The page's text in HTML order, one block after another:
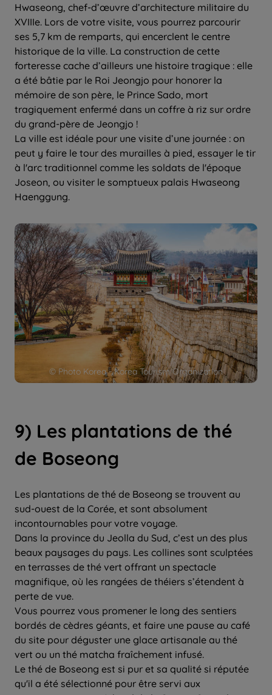
© Photo Korea - Korea Tourism Organization
Hwaseong, chef-d’œuvre d’architecture militaire du
XVIIIe. Lors de votre visite, vous pourrez parcourir
ses 5,7 km de remparts, qui encerclent le centre
historique de la ville. La construction de cette
forteresse cache d’ailleurs une histoire tragique : elle
a été bâtie par le Roi Jeongjo pour honorer la
mémoire de son père, le Prince Sado, mort
tragiquement enfermé dans un coffre à riz sur ordre
du grand-père de Jeongjo !
La ville est idéale pour une visite d’une journée : on
peut y faire le tour des murailles à pied, essayer le tir
à l'arc traditionnel comme les soldats de l'époque
Joseon, ou visiter le somptueux palais Hwaseong
Haenggung.
9) Les plantations de thé
de Boseong
Les plantations de thé de Boseong se trouvent au
sud-ouest de la Corée, et sont absolument
incontournables pour votre voyage.
Dans la province du Jeolla du Sud, c’est un des plus
beaux paysages du pays. Les collines sont sculptées
en terrasses de thé vert offrant un spectacle
magnifique, où les rangées de théiers s’étendent à
perte de vue.
Vous pourrez vous promener le long des sentiers
bordés de cèdres géants, et faire une pause au café
du site pour déguster une glace artisanale au thé
vert ou un thé matcha fraîchement infusé.
Le thé de Boseong est si pur et sa qualité si réputée
qu'il a été sélectionné pour être servi aux